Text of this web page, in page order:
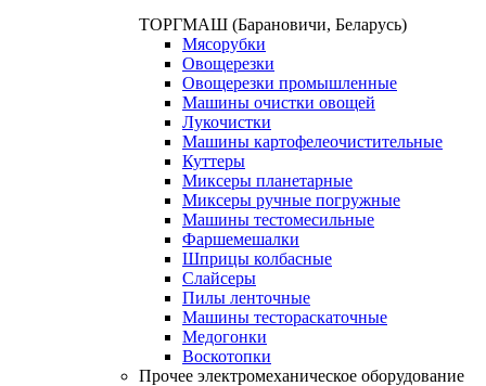
ТОРГМАШ (Барановичи, Беларусь)
Мясорубки
Овощерезки
Овощерезки промышленные
Машины очистки овощей
Лукочистки
Машины картофелеочистительные
Куттеры
Миксеры планетарные
Миксеры ручные погружные
Машины тестомесильные
Фаршемешалки
Шприцы колбасные
Слайсеры
Пилы ленточные
Машины тестораскаточные
Медогонки
Воскотопки
Прочее электромеханическое оборудование